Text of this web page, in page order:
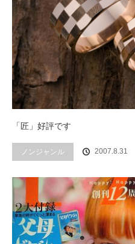
「匠」好評です
ノンジャンル 2007.8.31